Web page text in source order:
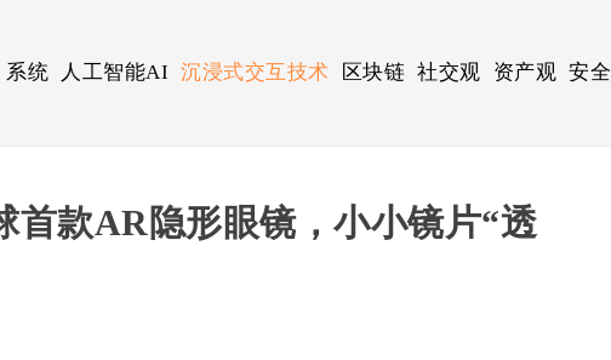
系统 人工智能AI 沉浸式交互技术 区块链 社交观 资产观 安全
首款AR隐形眼镜，小小镜片“透